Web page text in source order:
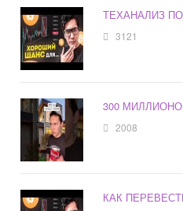
ТЕХАНАЛИЗ
3121
300
2008
КАК